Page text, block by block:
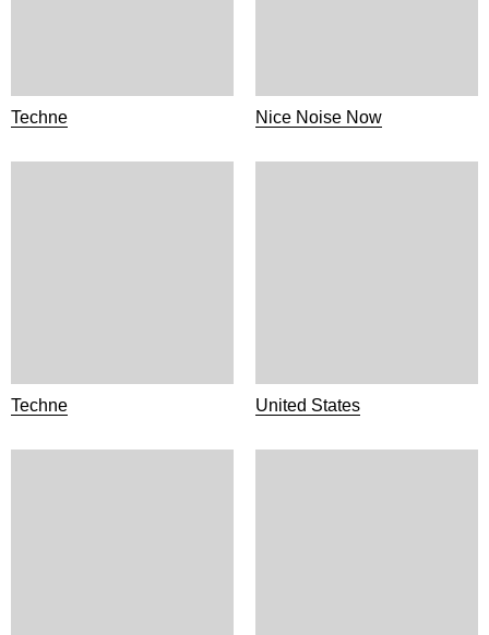
Techne Nice Noise Now
Techne United States